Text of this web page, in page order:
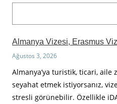
Almanya Vizesi, Erasmus
Ağustos 3, 2026
Almanya’ya turistik, ticari, aile
seyahat etmek istiyorsanız,
stresli görünebilir. Özellikle